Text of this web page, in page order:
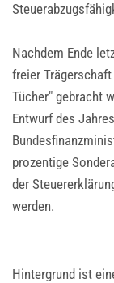
Nachdem Ende
freier
Tücher" gebracht
Entwurf des
prozentige
der
werden.
Hintergrund ist